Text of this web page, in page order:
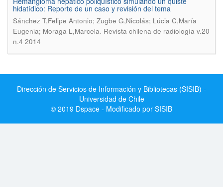
hidatídico: Reporte de un caso y revisión del tema
Sánchez T,Felipe Antonio; Zugbe G,Nicolás; Lúcia C,María
Eugenia; Moraga L,Marcela. Revista chilena de radiología v.20
n.4 2014
Dirección de Servicios de Información y Bibliotecas (SISIB) -
Universidad de Chile
© 2019 Dspace - Modificado por SISIB